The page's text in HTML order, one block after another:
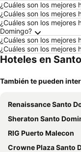
¿Cuáles son los mejores
¿Cuáles son los mejores
¿Cuáles son los
Domingo?
¿Cuáles son los mejores
¿Cuáles son los mejores
Hoteles en
También te pueden
Renaissance Santo Domingo Jaragua
Sheraton Santo
RIG Puerto Malecon
Crowne Plaza Santo